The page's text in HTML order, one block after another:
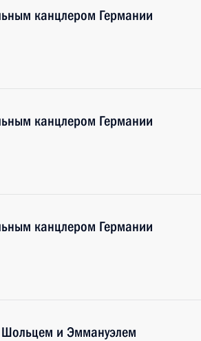
канцлером Германии
канцлером Германии
канцлером Германии
и Эммануэлем